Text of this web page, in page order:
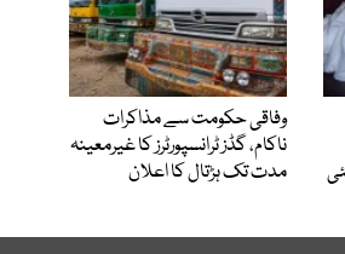
وفاقی حکومت سے مذاکرات
ناکام، گڈز ٹرانسپورٹرز کا غیرمعینہ
مدت تک ہڑتال کا اعلان